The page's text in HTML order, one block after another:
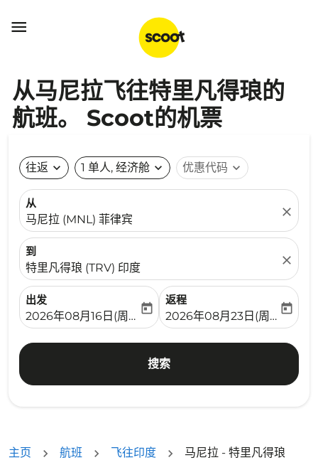

从马尼拉飞往特里凡得琅的
航班。 Scoot的机票
往返 expand_more 1 单人, 经济舱 expand_more 优惠代码 expand_more
从
马尼拉 (MNL) 菲律宾
close
到
特里凡得琅 (TRV) 印度
close
出发
fc-booking-departure-date-aria-label
2026年08月16日(周日)
today
返程
fc-booking-return-date-
2026年08月23日(周日)
today
搜索
主页 航班 飞往印度 马尼拉 - 特里凡得琅